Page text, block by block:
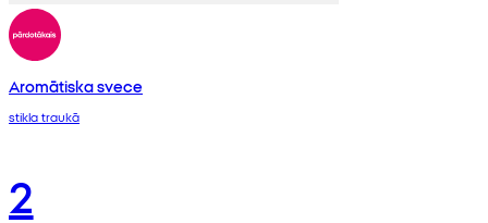
Aromātiska svece
stikla traukā
2